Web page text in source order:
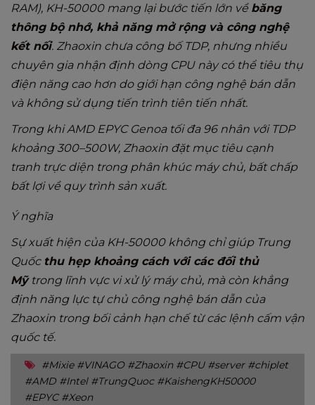
RAM), KH-50000 mang lại bước tiến lớn về băng
thông bộ nhớ, khả năng mở rộng và công nghệ
kết nối. Zhaoxin chưa công bố TDP, nhưng nhiều
chuyên gia nhận định dòng CPU này có thể tiêu thụ
điện năng cao hơn do giới hạn công nghệ bán dẫn
và không sử dụng tiến trình tiên tiến nhất.
Trong khi AMD EPYC Genoa tối đa 96 nhân với TDP
khoảng 300–500W, Zhaoxin đặt mục tiêu cạnh
tranh trực diện trong phân khúc máy chủ, bất chấp
bất lợi về quy trình sản xuất.
Ý nghĩa
Sự xuất hiện của KH-50000 không chỉ giúp Trung
Quốc thu hẹp khoảng cách với các đối thủ
Mỹtrong lĩnh vực vi xử lý máy chủ, mà còn khẳng
định năng lực tự chủ công nghệ bán dẫn của
Zhaoxin trong bối cảnh hạn chế từ các lệnh cấm vận
quốc tế.
#Mixie #VINAGO #Zhaoxin #CPU #server #chiplet
#AMD #Intel #TrungQuoc #KaishengKH50000
#EPYC #Xeon